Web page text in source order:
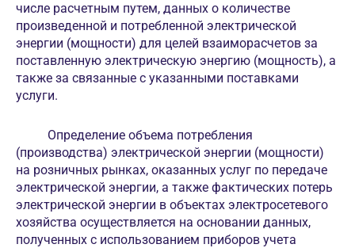
числе расчетным путем, данных о количестве
произведенной и потребленной электрической
энергии (мощности) для целей взаиморасчетов за
поставленную электрическую энергию (мощность), а
также за связанные с указанными поставками
услуги.
Определение объема потребления
(производства) электрической энергии (мощности)
на розничных рынках, оказанных услуг по передаче
электрической энергии, а также фактических потерь
электрической энергии в объектах электросетевого
хозяйства осуществляется на основании данных,
полученных с использованием приборов учета